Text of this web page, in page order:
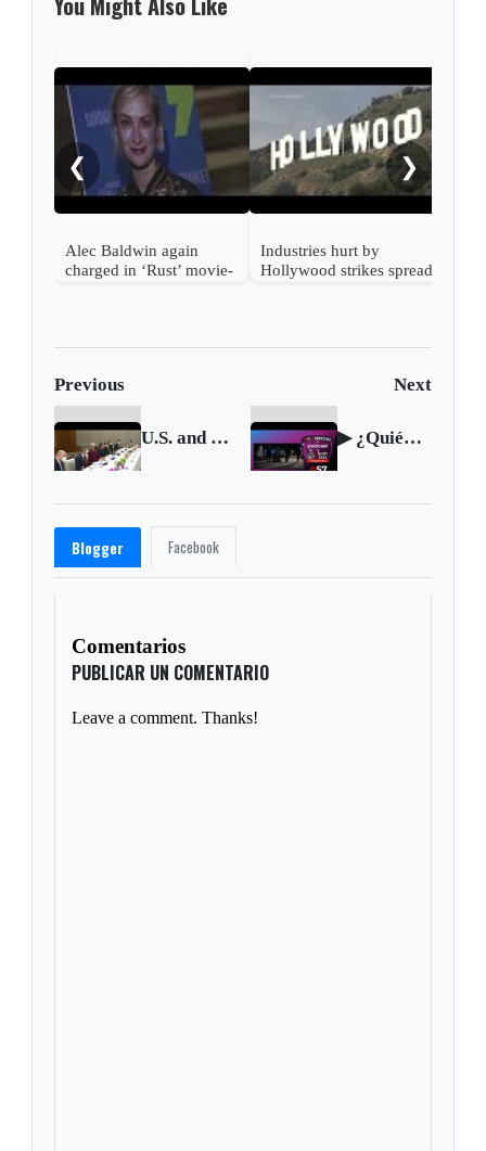
❮
Alec Baldwin again
charged in ‘Rust’ movie-
Industries hurt by
Hollywood strikes spread
❯
Previous Next
U.S. and Russia agree to keep talking after meeting on Ukraine ▶ ¿Quiénes se presentarán en el Super Bowl 2022? 🎤 Podcast NO ESENCIAL #57 con Nelson Alarcón
Blogger Facebook
Comentarios
PUBLICAR UN COMENTARIO
Leave a comment. Thanks!